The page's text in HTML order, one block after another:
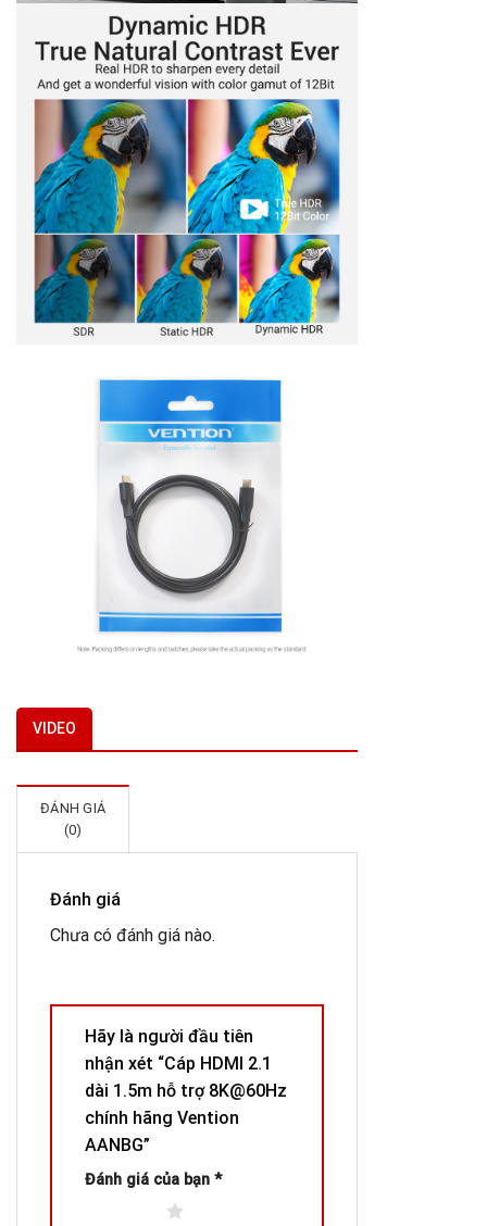
VIDEO
ĐÁNH GIÁ
(0)
Đánh giá
Chưa có đánh giá nào.
Hãy là người đầu tiên
nhận xét “Cáp HDMI 2.1
dài 1.5m hỗ trợ 8K@60Hz
chính hãng Vention
AANBG”
Đánh giá của bạn *